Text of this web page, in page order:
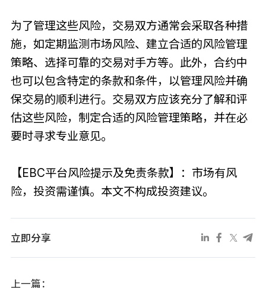
为了管理这些风险，交易双方通常会采取各种措
施，如定期监测市场风险、建立合适的风险管理
策略、选择可靠的交易对手方等。此外，合约中
也可以包含特定的条款和条件，以管理风险并确
保交易的顺利进行。交易双方应该充分了解和评
估这些风险，制定合适的风险管理策略，并在必
要时寻求专业意见。
【EBC平台风险提示及免责条款】：市场有风
险，投资需谨慎。本文不构成投资建议。
立即分享
上一篇：